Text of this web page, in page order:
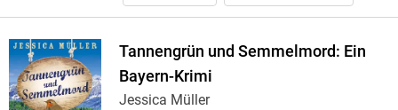
Tannengrün und Semmelmord: Ein
Bayern-Krimi
Jessica Müller